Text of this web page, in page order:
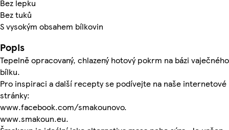
Bez lepku
Bez tuků
S vysokým obsahem bílkovin
Popis
Tepelně opracovaný, chlazený hotový pokrm na bázi vaječného
bílku.
Pro inspiraci a další recepty se podívejte na naše internetové
stránky:
www.facebook.com/smakounovo.
www.smakoun.eu.